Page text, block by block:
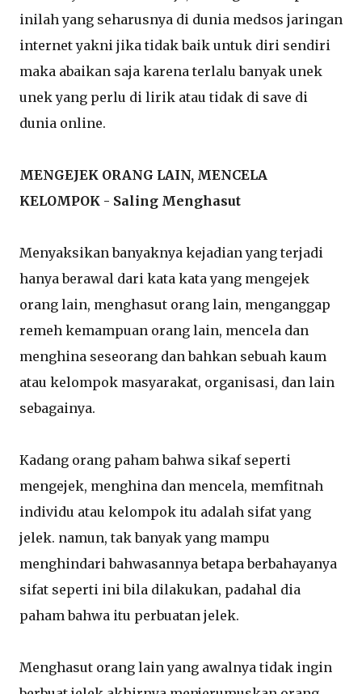
inilah yang seharusnya di dunia medsos jaringan
internet yakni jika tidak baik untuk diri sendiri
maka abaikan saja karena terlalu banyak unek
unek yang perlu di lirik atau tidak di save di
dunia online.
MENGEJEK ORANG LAIN, MENCELA
KELOMPOK - Saling Menghasut
Menyaksikan banyaknya kejadian yang terjadi
hanya berawal dari kata kata yang mengejek
orang lain, menghasut orang lain, menganggap
remeh kemampuan orang lain, mencela dan
menghina seseorang dan bahkan sebuah kaum
atau kelompok masyarakat, organisasi, dan lain
sebagainya.
Kadang orang paham bahwa sikaf seperti
mengejek, menghina dan mencela, memfitnah
individu atau kelompok itu adalah sifat yang
jelek. namun, tak banyak yang mampu
menghindari bahwasannya betapa berbahayanya
sifat seperti ini bila dilakukan, padahal dia
paham bahwa itu perbuatan jelek.
Menghasut orang lain yang awalnya tidak ingin